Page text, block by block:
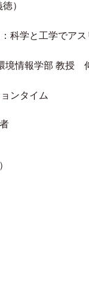
）
科学と工学でア
境情報学部 教授
ンタイム